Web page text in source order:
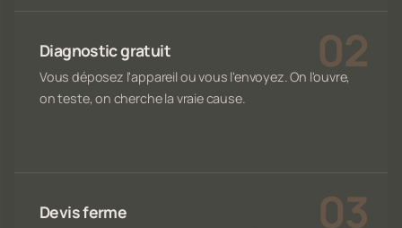
Diagnostic gratuit
Vous déposez l'appareil ou vous l'envoyez. On l'ouvre,
on teste, on cherche la vraie cause.
Devis ferme